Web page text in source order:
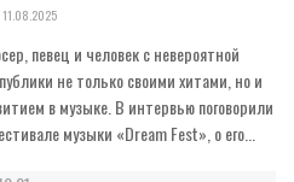
11.08.2025
певец и человек с невероятной
не только своими хитами, но и
в музыке. В интервью поговорили
музыки «Dream Fest», о его...